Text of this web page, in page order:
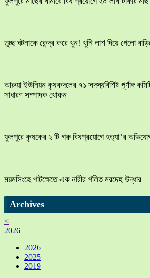
তুচ্ছ ঘটনাকে কেন্দ্র করে খুন! খুনি লাশ দিয়ে গেলো
আরুয়া ইউনিয়ন কৃষকদলের ৭১ সদস্যবিশিষ্ট পূর্ণাঙ্গ
সাধারণ সম্পাদক খোকন
ফুলপুরে কৃষকের ২ টি গরু বিষপ্রয়োগে হত্যা’র
ময়মসিংহে পাটক্ষেতে এক নারীর গলিত মরদেহ উদ্ধার
Archives
<
2026
2026
2025
2019